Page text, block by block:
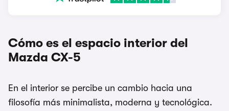
Cómo es el espacio interior del
Mazda CX-5
En el interior se percibe un cambio hacia una
filosofía más minimalista, moderna y tecnológica.